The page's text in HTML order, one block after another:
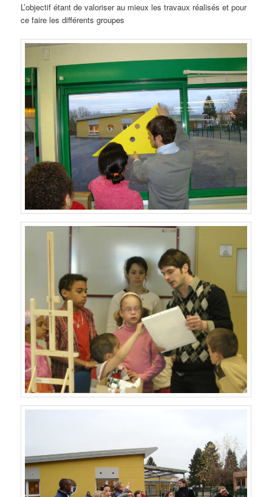
L’objectif étant de valoriser au mieux les travaux réalisés et pour
ce faire les différents groupes